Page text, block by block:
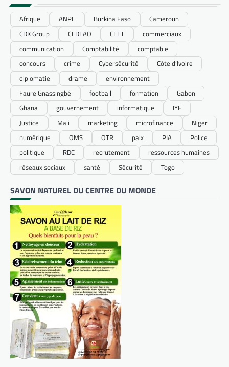
Afrique ANPE Burkina Faso
Cameroun
CDK Group
CEDEAO CEET
commerciaux
communication
Comptabilité
comptable
concours
crime Cybersécurité
Côte d’Ivoire
diplomatie
drame
environnement
Faure Gnassingbé
football formation
Gabon
Ghana
gouvernement informatique
IYF
Justice
Mali marketing microfinance
Niger
numérique
OMS OTR paix PIA
Police
politique
RDC recrutement
ressources humaines
réseaux sociaux
santé Sécurité Togo
SAVON NATUREL DU CENTRE DU MONDE